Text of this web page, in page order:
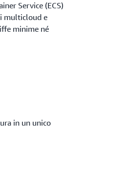
Service (ECS)
multicloud e
minime né
in un unico